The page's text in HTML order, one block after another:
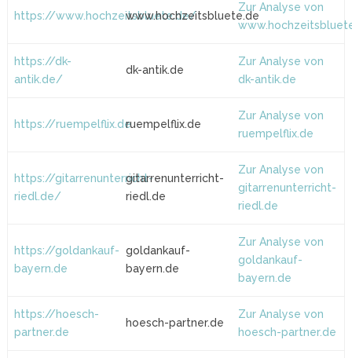
https://www.hochzeitsbluete.de/
www.hochzeitsbluete.de
Zur Analyse von
https://dk-
antik.de/
dk-antik.de
Zur Analyse von
dk-antik.de
https://ruempelflix.deruempelflix.de
Zur Analyse von
ruempelflix.de
https://gitarrenunterricht-
riedl.de/
gitarrenunterricht-
riedl.de
Zur Analyse von
gitarrenunterricht-
riedl.de
https://goldankauf-
bayern.de
goldankauf-
bayern.de
Zur Analyse von
goldankauf-
bayern.de
https://hoesch-
partner.de
hoesch-partner.de
Zur Analyse von
hoesch-partner.de